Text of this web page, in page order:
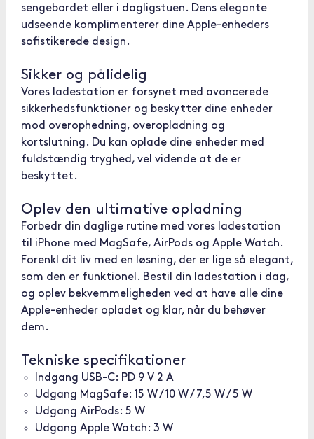
sengebordet eller i dagligstuen. Dens elegante
udseende komplimenterer dine Apple-enheders
sofistikerede design.
Sikker og pålidelig
Vores ladestation er forsynet med avancerede
sikkerhedsfunktioner og beskytter dine enheder
mod overophedning, overopladning og
kortslutning. Du kan oplade dine enheder med
fuldstændig tryghed, vel vidende at de er
beskyttet.
Oplev den ultimative opladning
Forbedr din daglige rutine med vores ladestation
til iPhone med MagSafe, AirPods og Apple Watch.
Forenkl dit liv med en løsning, der er lige så elegant,
som den er funktionel. Bestil din ladestation i dag,
og oplev bekvemmeligheden ved at have alle dine
Apple-enheder opladet og klar, når du behøver
dem.
Tekniske specifikationer
Indgang USB-C: PD 9 V 2 A
Udgang MagSafe: 15 W / 10 W / 7,5 W / 5 W
Udgang AirPods: 5 W
Udgang Apple Watch: 3 W